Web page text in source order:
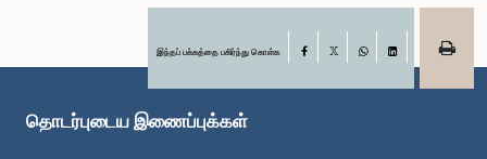
மு.ப. 11:35 - மு.ப. 11:57இந்தப் பக்கத்தை பகிர்ந்து கொள்க Facebook
LinkedIn
தொடர்புடைய இணைப்புக்கள்